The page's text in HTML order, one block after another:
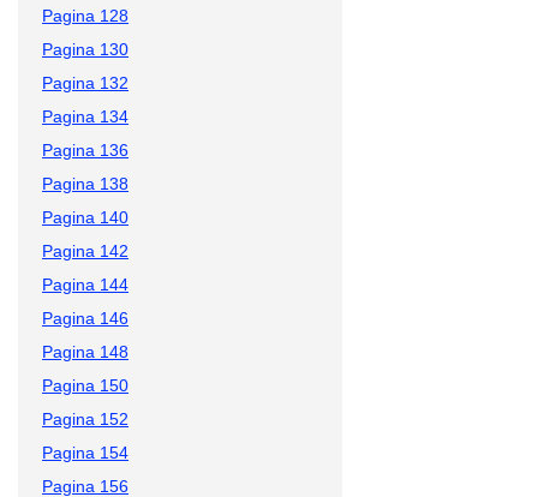
Pagina 128
Pagina 130
Pagina 132
Pagina 134
Pagina 136
Pagina 138
Pagina 140
Pagina 142
Pagina 144
Pagina 146
Pagina 148
Pagina 150
Pagina 152
Pagina 154
Pagina 156